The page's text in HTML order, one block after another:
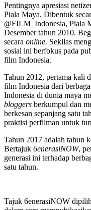
Pentingnya apresiasi
Piala Maya. Dibentuk
@FILM_Indonesia, Piala
Desember tahun 2010.
secara online. Sekilas
sosial ini berfokus pada
film Indonesia.
Tahun 2012, pertama kali
film Indonesia dari
Indonesia di dunia maya
bloggers berkumpul dan
berkesan sepanjang satu
praktisi perfilman untuk
Tahun 2017 adalah tahun
Bertajuk 6enerasiNOW,
generasi ini terhadap
satu tahun.
Tajuk 6enerasiNOW